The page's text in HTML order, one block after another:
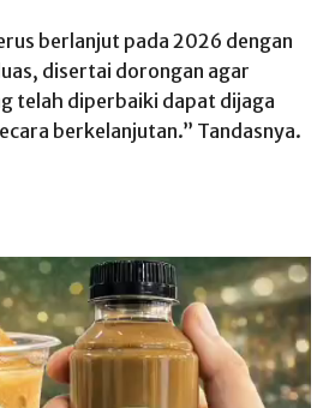
berlanjut pada 2026 dengan
disertai dorongan agar
telah diperbaiki dapat dijaga
berkelanjutan.” Tandasnya.